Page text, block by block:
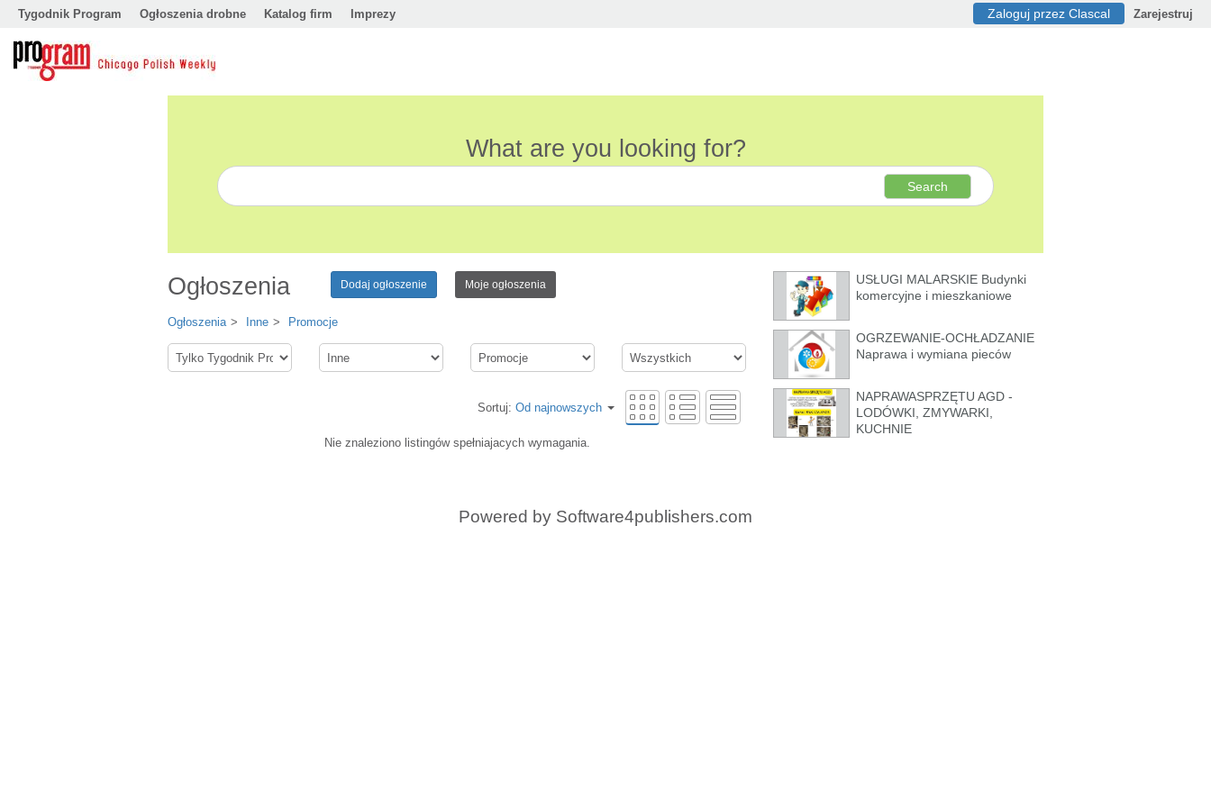
Tygodnik Program Ogłoszenia drobne Katalog firm Imprezy Zaloguj przez Clascal Zarejestruj
What are you looking for?
Search
USŁUGI MALARSKIE Budynki
komercyjne i mieszkaniowe
OGRZEWANIE-OCHŁADZANIE
Naprawa i wymiana pieców
NAPRAWASPRZĘTU AGD -
LODÓWKI, ZMYWARKI,
KUCHNIE
Ogłoszenia Dodaj ogłoszenie Moje ogłoszenia
Ogłoszenia Inne Promocje
Sortuj: Od najnowszych
Nie znaleziono listingów spełniajacych wymagania.
Powered by Software4publishers.com